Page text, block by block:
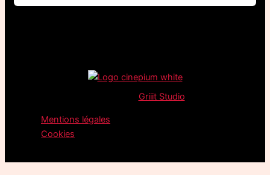
Griiit Studio
Mentions légales
Cookies